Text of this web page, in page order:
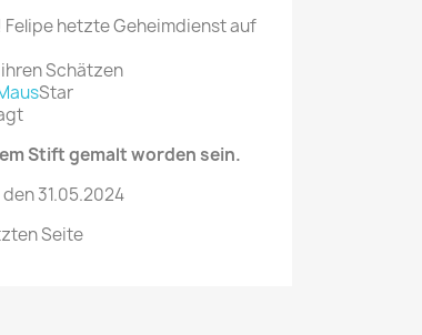
hetzte Geheimdienst auf
Schätzen
Star
Stift gemalt worden sein.
31.05.2024
Seite